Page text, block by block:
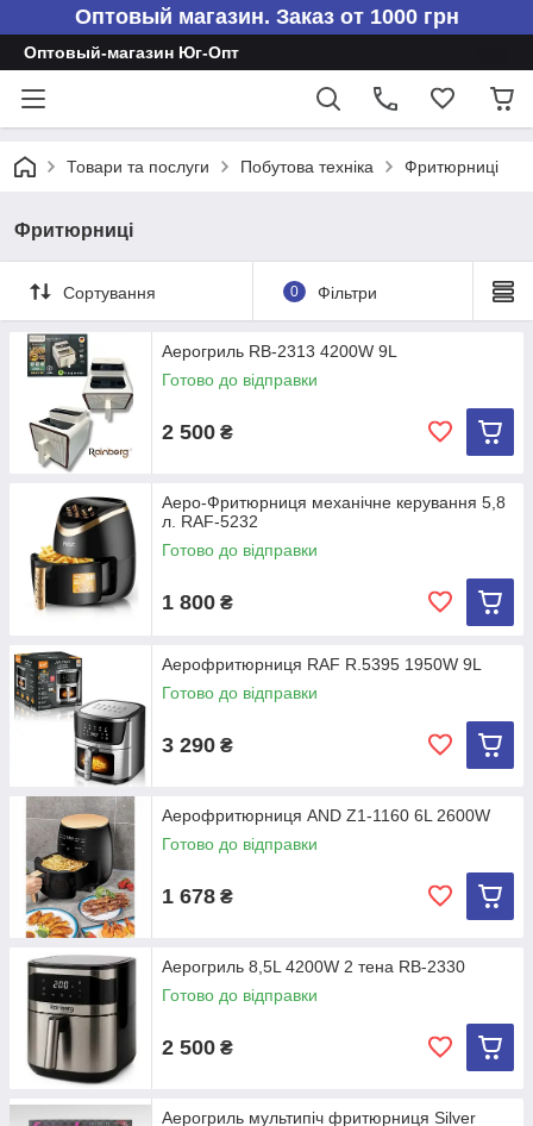
Оптовый магазин. Заказ от 1000 грн
Оптовый-магазин Юг-Опт
Товари та послуги Побутова техніка Фритюрниці
Фритюрниці
Сортування 0 Фільтри
Аерогриль RB-2313 4200W 9L
Готово до відправки
2 500 ₴
Аеро-Фритюрниця механічне керування 5,8
л. RAF-5232
Готово до відправки
1 800 ₴
Аерофритюрниця RAF R.5395 1950W 9L
Готово до відправки
3 290 ₴
Аерофритюрниця AND Z1-1160 6L 2600W
Готово до відправки
1 678 ₴
Аерогриль 8,5L 4200W 2 тена RB-2330
Готово до відправки
2 500 ₴
Аерогриль мультипіч фритюрниця Silver